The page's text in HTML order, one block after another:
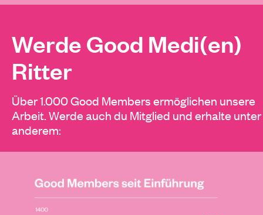
Werde Good Medi(en)
Ritter
Über 1.000 Good Members ermöglichen unsere
Arbeit. Werde auch du Mitglied und erhalte unter
anderem: